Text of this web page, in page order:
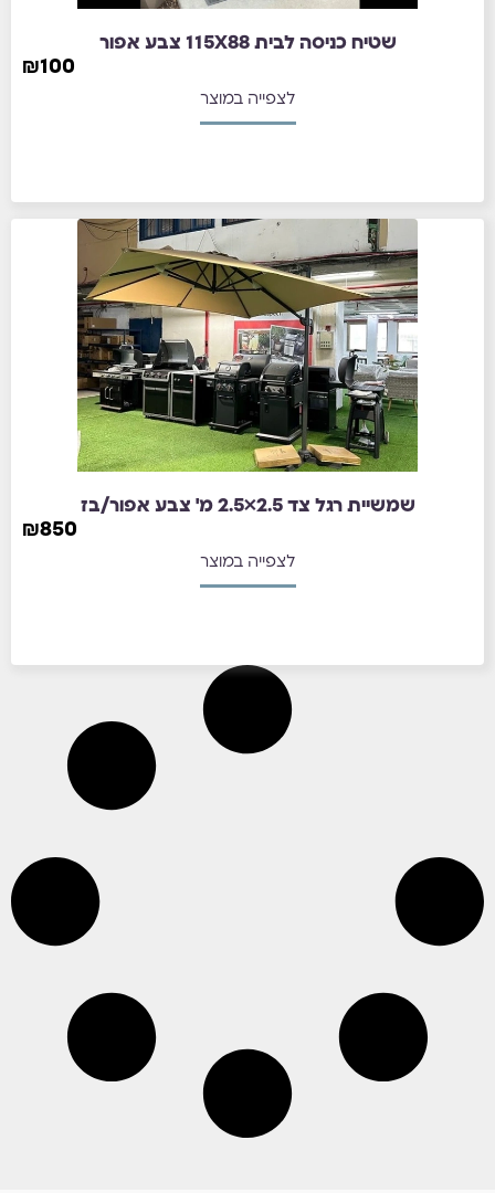
שטיח כניסה לבית 115X88 צבע אפור
₪100
לצפייה במוצר
שמשיית רגל צד 2.5×2.5 מ' צבע אפור/בז
₪850
לצפייה במוצר